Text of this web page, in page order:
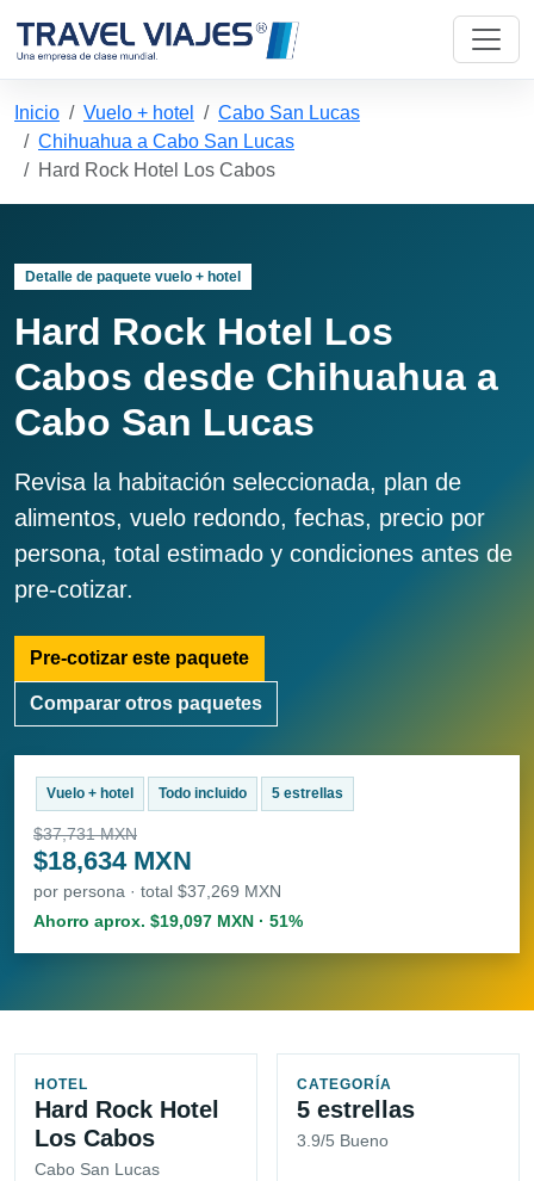
Inicio Vuelo + hotel
Cabo San Lucas
Chihuahua a Cabo San Lucas
Hard Rock Hotel Los Cabos
Detalle de paquete vuelo + hotel
Hard Rock Hotel Los
Cabos desde Chihuahua a
Cabo San Lucas
Revisa la habitación seleccionada, plan de
alimentos, vuelo redondo, fechas, precio por
persona, total estimado y condiciones antes de
pre-cotizar.
Pre-cotizar este paquete
Comparar otros paquetes
Vuelo + hotel Todo incluido 5 estrellas
$37,731 MXN
$18,634 MXN
por persona · total $37,269 MXN
Ahorro aprox. $19,097 MXN · 51%
HOTEL
Hard Rock Hotel
Los Cabos
Cabo San Lucas
CATEGORÍA
5 estrellas
3.9/5 Bueno